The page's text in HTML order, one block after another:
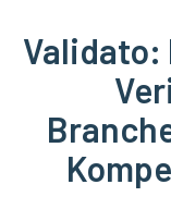
Validato: